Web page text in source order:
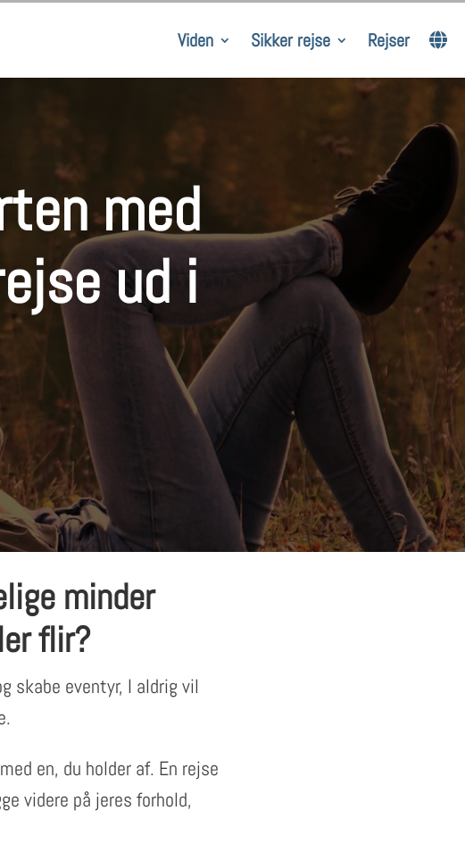
Viden Sikker rejse Rejser
med
ud i
minder
flir?
skabe eventyr, I aldrig vil
en, du holder af. En rejse
videre på jeres forhold,